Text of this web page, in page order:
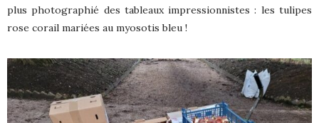
plus photographié des tableaux impressionnistes : les tulipes
rose corail mariées au myosotis bleu !